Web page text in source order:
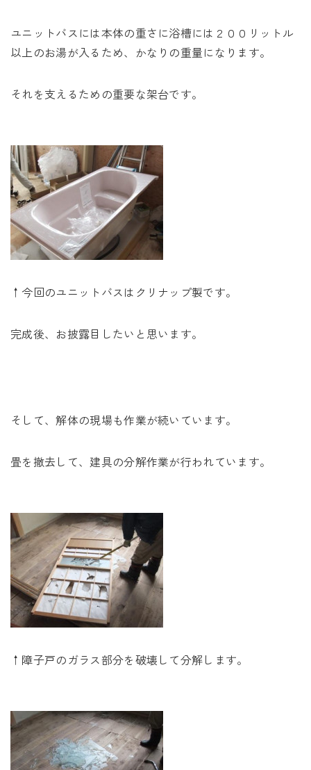
ユニットバスには本体の重さに浴槽には２００リットル
以上のお湯が入るため、かなりの重量になります。
それを支えるための重要な架台です。
↑今回のユニットバスはクリナップ製です。
完成後、お披露目したいと思います。
そして、解体の現場も作業が続いています。
畳を撤去して、建具の分解作業が行われています。
↑障子戸のガラス部分を破壊して分解します。